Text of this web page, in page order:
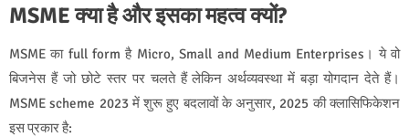
MSME क्या है और इसका महत्व क्यों?
MSME का full form है Micro, Small and Medium Enterprises। ये वो
बिजनेस हैं जो छोटे स्तर पर चलते हैं लेकिन अर्थव्यवस्था में बड़ा योगदान देते हैं।
MSME scheme 2023 में शुरू हुए बदलावों के अनुसार, 2025 की क्लासिफिकेशन
इस प्रकार है: